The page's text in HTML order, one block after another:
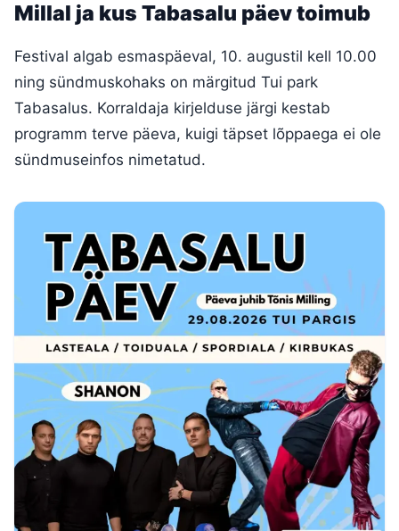
Millal ja kus Tabasalu päev toimub
Festival algab esmaspäeval, 10. augustil kell 10.00
ning sündmuskohaks on märgitud Tui park
Tabasalus. Korraldaja kirjelduse järgi kestab
programm terve päeva, kuigi täpset lõppaega ei ole
sündmuseinfos nimetatud.